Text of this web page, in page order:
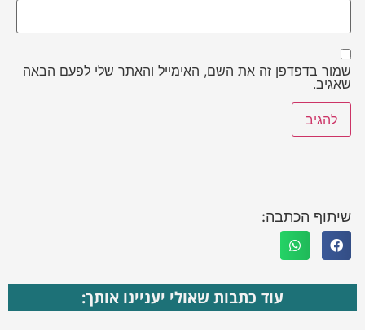
שמור בדפדפן זה את השם, האימייל והאתר שלי לפעם הבאה
שאגיב.
שיתוף הכתבה:
עוד כתבות שאולי יעניינו אותך: